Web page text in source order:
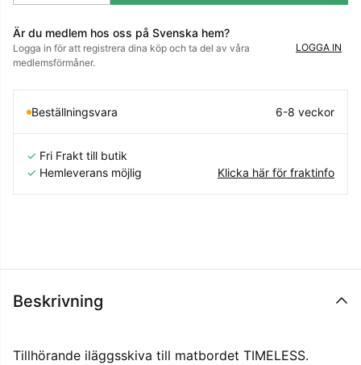
Är du medlem hos oss på Svenska hem?
Logga in för att registrera dina köp och ta del av våra
medlemsförmåner.
LOGGA IN
Beställningsvara 6-8 veckor
✓ Fri Frakt till butik
✓ Hemleverans möjlig Klicka här för fraktinfo
Beskrivning
Tillhörande iläggsskiva till matbordet TIMELESS.